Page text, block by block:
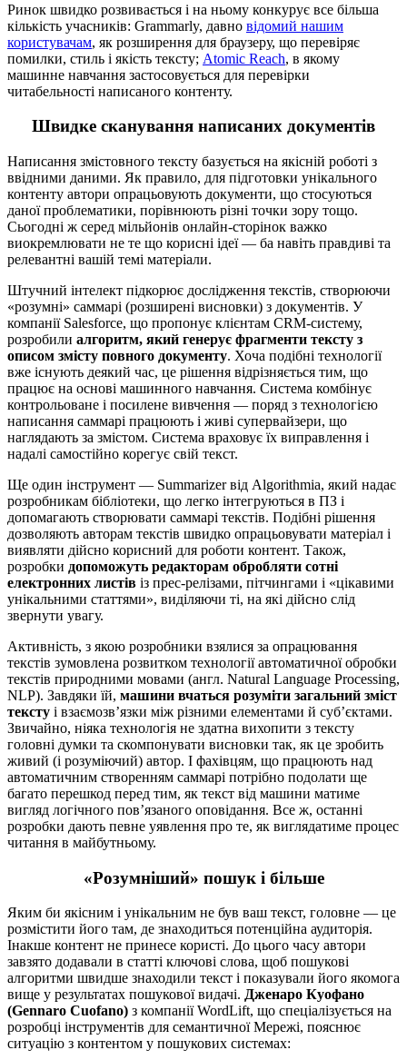
Ринок швидко розвивається і на ньому конкурує все більша
кількість учасників: Grammarly, давно відомий нашим
користувачам, як розширення для браузеру, що перевіряє
помилки, стиль і якість тексту; Atomic Reach, в якому
машинне навчання застосовується для перевірки
читабельності написаного контенту.
Швидке сканування написаних документів
Написання змістовного тексту базується на якісній роботі з
ввідними даними. Як правило, для підготовки унікального
контенту автори опрацьовують документи, що стосуються
даної проблематики, порівнюють різні точки зору тощо.
Сьогодні ж серед мільйонів онлайн-сторінок важко
виокремлювати не те що корисні ідеї — ба навіть правдиві та
релевантні вашій темі матеріали.
Штучний інтелект підкорює дослідження текстів, створюючи
«розумні» саммарі (розширені висновки) з документів. У
компанії Salesforce, що пропонує клієнтам CRM-систему,
розробили алгоритм, який генерує фрагменти тексту з
описом змісту повного документу. Хоча подібні технології
вже існують деякий час, це рішення відрізняється тим, що
працює на основі машинного навчання. Система комбінує
контрольоване і посилене вивчення — поряд з технологією
написання саммарі працюють і живі супервайзери, що
наглядають за змістом. Система враховує їх виправлення і
надалі самостійно корегує свій текст.
Ще один інструмент — Summarizer від Algorithmia, який надає
розробникам бібліотеки, що легко інтегруються в ПЗ і
допомагають створювати саммарі текстів. Подібні рішення
дозволяють авторам текстів швидко опрацьовувати матеріал і
виявляти дійсно корисний для роботи контент. Також,
розробки допоможуть редакторам обробляти сотні
електронних листів із прес-релізами, пітчингами і «цікавими
унікальними статтями», виділяючи ті, на які дійсно слід
звернути увагу.
Активність, з якою розробники взялися за опрацювання
текстів зумовлена розвитком технології автоматичної обробки
текстів природними мовами (англ. Natural Language Processing,
NLP). Завдяки їй, машини вчаться розуміти загальний зміст
тексту і взаємозв’язки між різними елементами й суб’єктами.
Звичайно, ніяка технологія не здатна вихопити з тексту
головні думки та скомпонувати висновки так, як це зробить
живий (і розуміючий) автор. І фахівцям, що працюють над
автоматичним створенням саммарі потрібно подолати ще
багато перешкод перед тим, як текст від машини матиме
вигляд логічного пов’язаного оповідання. Все ж, останні
розробки дають певне уявлення про те, як виглядатиме процес
читання в майбутньому.
«Розумніший» пошук і більше
Яким би якісним і унікальним не був ваш текст, головне — це
розмістити його там, де знаходиться потенційна аудиторія.
Інакше контент не принесе користі. До цього часу автори
завзято додавали в статті ключові слова, щоб пошукові
алгоритми швидше знаходили текст і показували його якомога
вище у результатах пошукової видачі. Дженаро Куофано
(Gennaro Cuofano) з компанії WordLift, що спеціалізується на
розробці інструментів для семантичної Мережі, пояснює
ситуацію з контентом у пошукових системах: